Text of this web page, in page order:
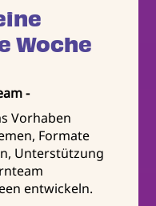
Woche
-
Vorhaben
Formate
Unterstützung
entwickeln.